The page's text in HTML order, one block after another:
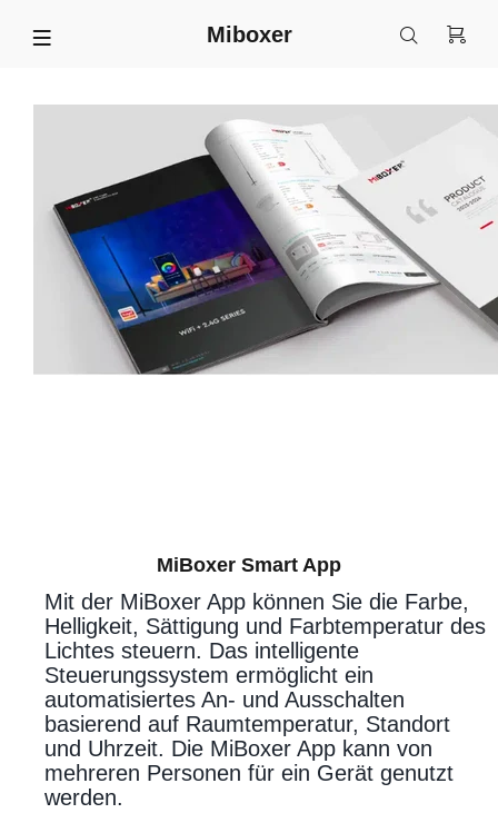
Miboxer
MiBoxer Smart App
Mit der MiBoxer App können Sie die Farbe,
Helligkeit, Sättigung und Farbtemperatur des
Lichtes steuern. Das intelligente
Steuerungssystem ermöglicht ein
automatisiertes An- und Ausschalten
basierend auf Raumtemperatur, Standort
und Uhrzeit. Die MiBoxer App kann von
mehreren Personen für ein Gerät genutzt
werden.